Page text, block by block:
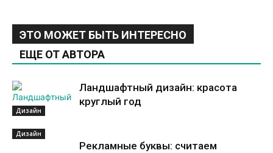
ЭТО МОЖЕТ БЫТЬ ИНТЕРЕСНО
ЕЩЕ ОТ АВТОРА
Дизайн
Ландшафтный дизайн: красота
круглый год
Дизайн
Рекламные буквы: считаем